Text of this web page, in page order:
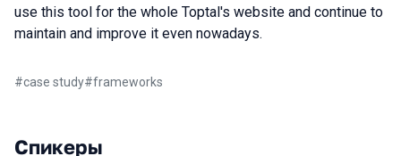
use this tool for the whole Toptal's website and continue to
maintain and improve it even nowadays.
#case study#frameworks
Спикеры